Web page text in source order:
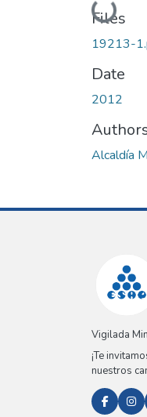
Loading...
Files
19213-
Date
2012
Alcaldía
Vigilada
¡Te
nuestros